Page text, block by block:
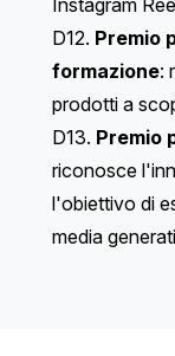
D12. Premio
formazione:
prodotti a
D13. Premio
riconosce
l'obiettivo di
media